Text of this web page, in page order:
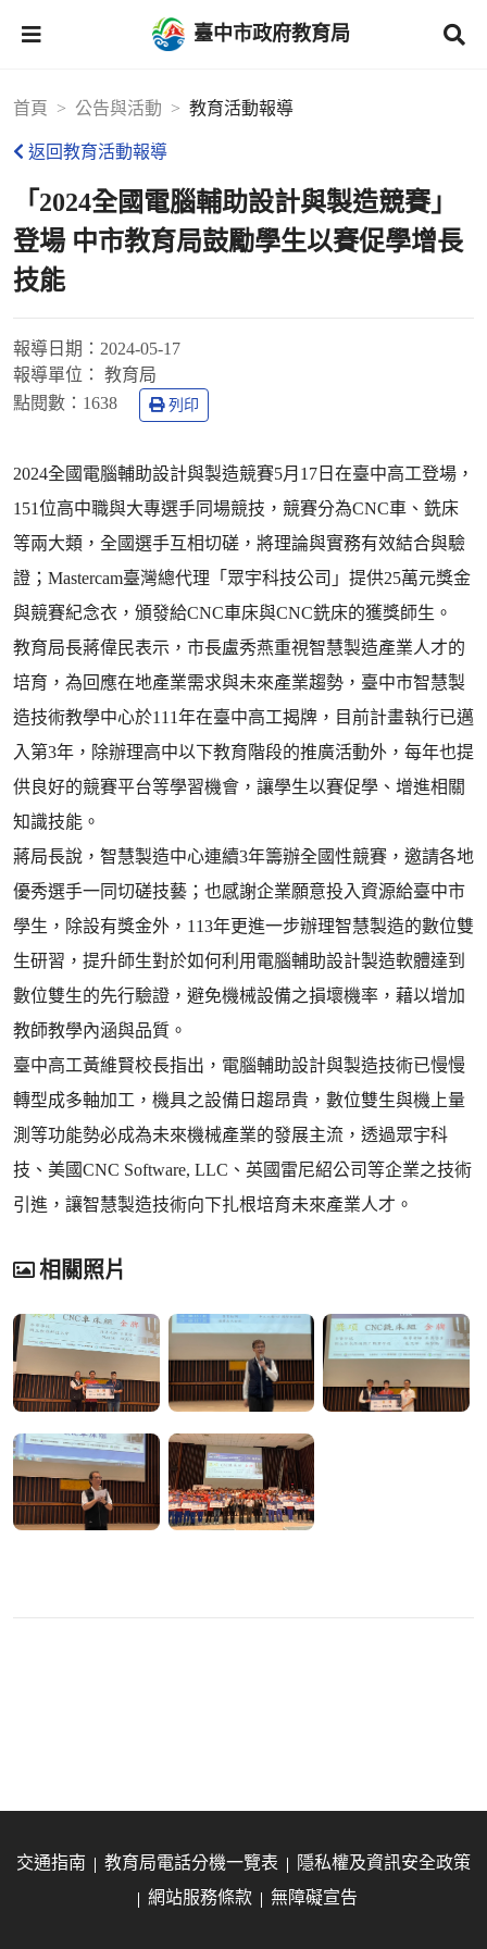
臺中市政府教育局
首頁 公告與活動 教育活動報導
返回教育活動報導
「2024全國電腦輔助設計與製造競賽」
登場 中市教育局鼓勵學生以賽促學增長
技能
報導日期： 2024-05-17
報導單位：
教育局
點閱數： 1638 列印
2024全國電腦輔助設計與製造競賽5月17日在臺中高工登場，
151位高中職與大專選手同場競技，競賽分為CNC車、銑床
等兩大類，全國選手互相切磋，將理論與實務有效結合與驗
證；Mastercam臺灣總代理「眾宇科技公司」提供25萬元獎金
與競賽紀念衣，頒發給CNC車床與CNC銑床的獲獎師生。
教育局長蔣偉民表示，市長盧秀燕重視智慧製造產業人才的
培育，為回應在地產業需求與未來產業趨勢，臺中市智慧製
造技術教學中心於111年在臺中高工揭牌，目前計畫執行已邁
入第3年，除辦理高中以下教育階段的推廣活動外，每年也提
供良好的競賽平台等學習機會，讓學生以賽促學、增進相關
知識技能。
蔣局長說，智慧製造中心連續3年籌辦全國性競賽，邀請各地
優秀選手一同切磋技藝；也感謝企業願意投入資源給臺中市
學生，除設有獎金外，113年更進一步辦理智慧製造的數位雙
生研習，提升師生對於如何利用電腦輔助設計製造軟體達到
數位雙生的先行驗證，避免機械設備之損壞機率，藉以增加
教師教學內涵與品質。
臺中高工黃維賢校長指出，電腦輔助設計與製造技術已慢慢
轉型成多軸加工，機具之設備日趨昂貴，數位雙生與機上量
測等功能勢必成為未來機械產業的發展主流，透過眾宇科
技、美國CNC Software, LLC、英國雷尼紹公司等企業之技術
引進，讓智慧製造技術向下扎根培育未來產業人才。
相關照片
交通指南 教育局電話分機一覽表
隱私權及資訊安全政策
網站服務條款
無障礙宣告